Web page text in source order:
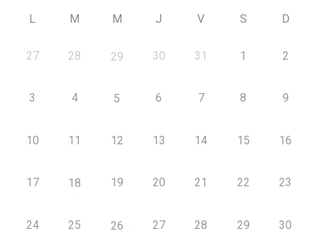
L M M J V S D
27 28 29 30 31 1 2
3 4 5 6 7 8 9
10 11 12 13 14 15 16
17 18 19 20 21 22 23
24 25 26 27 28 29 30